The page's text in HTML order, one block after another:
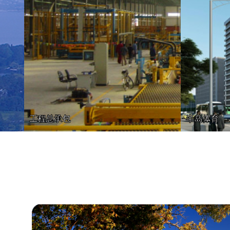
工程总承包 半岛体育